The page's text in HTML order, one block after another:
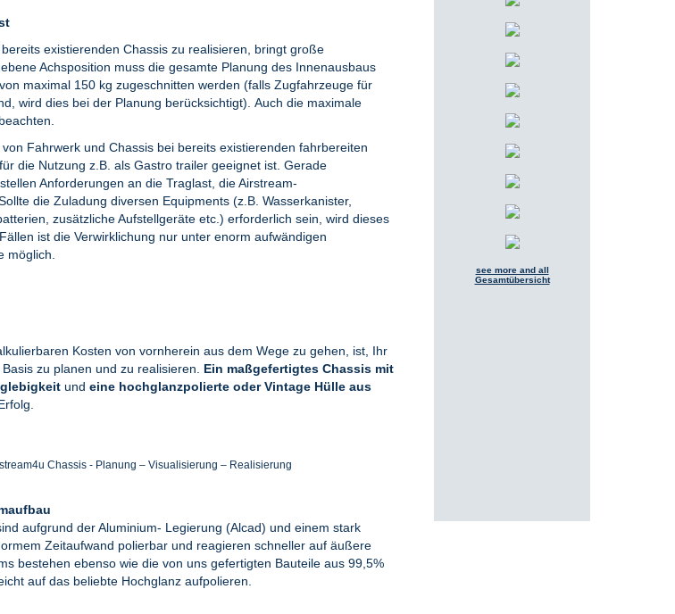
see more and all
Gesamtübersicht
existierenden Chassis zu realisieren, bringt große
Achsposition muss die gesamte Planung des Innenausbaus
maximal 150 kg zugeschnitten werden (falls Zugfahrzeuge für
wird dies bei der Planung berücksichtigt). Auch die maximale
Fahrwerk und Chassis bei bereits existierenden fahrbereiten
die Nutzung z.B. als Gastro trailer geeignet ist. Gerade
Anforderungen an die Traglast, die Airstream-
die Zuladung diversen Equipments (z.B. Wasserkanister,
zusätzliche Aufstellgeräte etc.) erforderlich sein, wird dieses
ist die Verwirklichung nur unter enorm aufwändigen
möglich.
Kosten von vornherein aus dem Wege zu gehen, ist, Ihr
zu planen und zu realisieren. Ein maßgefertigtes Chassis mit
und eine hochglanzpolierte oder Vintage Hülle aus
Chassis - Planung – Visualisierung – Realisierung
aufgrund der Aluminium- Legierung (Alcad) und einem stark
Zeitaufwand polierbar und reagieren schneller auf äußere
bestehen ebenso wie die von uns gefertigten Bauteile aus 99,5%
auf das beliebte Hochglanz aufpolieren.